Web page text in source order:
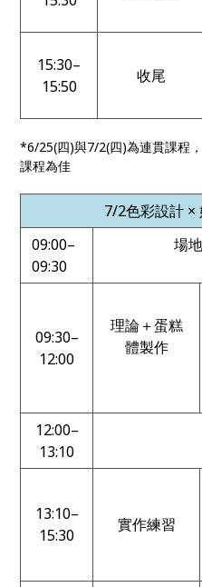
15:30–
15:50
收尾
*6/25(四)與7/2(四)為連貫課程
課程為佳
7/2色彩設計 ×
09:00–
09:30
場
09:30–
12:00
理論＋蛋糕
體製作
12:00–
13:10
13:10–
15:30
實作練習